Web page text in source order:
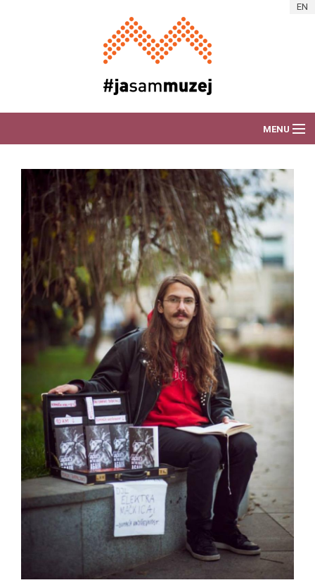
EN
MENU
DEŽURAM ZA MUZEJ
VIJESTI
PORTRETI RADNIKA
ART AKCIJE
PRIJATELJI MUZEJA
UKLJUČI SE!